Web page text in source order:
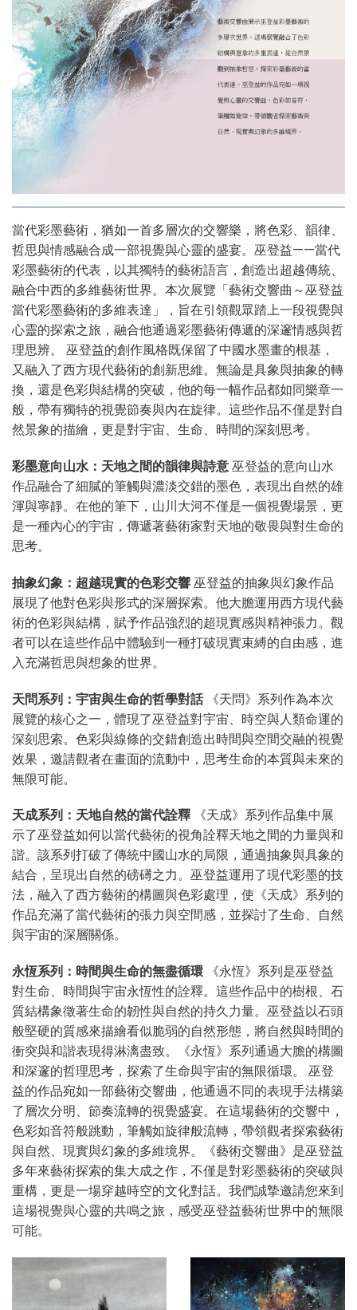
當代彩墨藝術，猶如一首多層次的交響樂，將色彩、韻律、
哲思與情感融合成一部視覺與心靈的盛宴。巫登益——當代
彩墨藝術的代表，以其獨特的藝術語言，創造出超越傳統、
融合中西的多維藝術世界。本次展覽「藝術交響曲～巫登益
當代彩墨藝術的多維表達」，旨在引領觀眾踏上一段視覺與
心靈的探索之旅，融合他通過彩墨藝術傳遞的深邃情感與哲
理思辨。 巫登益的創作風格既保留了中國水墨畫的根基，
又融入了西方現代藝術的創新思維。無論是具象與抽象的轉
換，還是色彩與結構的突破，他的每一幅作品都如同樂章一
般，帶有獨特的視覺節奏與內在旋律。這些作品不僅是對自
然景象的描繪，更是對宇宙、生命、時間的深刻思考。
彩墨意向山水：天地之間的韻律與詩意巫登益的意向山水
作品融合了細膩的筆觸與濃淡交錯的墨色，表現出自然的雄
渾與寧靜。在他的筆下，山川大河不僅是一個視覺場景，更
是一種內心的宇宙，傳遞著藝術家對天地的敬畏與對生命的
思考。
抽象幻象：超越現實的色彩交響巫登益的抽象與幻象作品
展現了他對色彩與形式的深層探索。他大膽運用西方現代藝
術的色彩與結構，賦予作品強烈的超現實感與精神張力。觀
者可以在這些作品中體驗到一種打破現實束縛的自由感，進
入充滿哲思與想象的世界。
天問系列：宇宙與生命的哲學對話《天問》系列作為本次
展覽的核心之一，體現了巫登益對宇宙、時空與人類命運的
深刻思索。色彩與線條的交錯創造出時間與空間交融的視覺
效果，邀請觀者在畫面的流動中，思考生命的本質與未來的
無限可能。
天成系列：天地自然的當代詮釋 《天成》系列作品集中展
示了巫登益如何以當代藝術的視角詮釋天地之間的力量與和
諧。該系列打破了傳統中國山水的局限，通過抽象與具象的
結合，呈現出自然的磅礡之力。巫登益運用了現代彩墨的技
法，融入了西方藝術的構圖與色彩處理，使《天成》系列的
作品充滿了當代藝術的張力與空間感，並探討了生命、自然
與宇宙的深層關係。
永恆系列：時間與生命的無盡循環《永恆》系列是巫登益
對生命、時間與宇宙永恆性的詮釋。這些作品中的樹根、石
質結構象徵著生命的韌性與自然的持久力量。巫登益以石頭
般堅硬的質感來描繪看似脆弱的自然形態，將自然與時間的
衝突與和諧表現得淋漓盡致。《永恆》系列通過大膽的構圖
和深邃的哲理思考，探索了生命與宇宙的無限循環。 巫登
益的作品宛如一部藝術交響曲，他通過不同的表現手法構築
了層次分明、節奏流轉的視覺盛宴。在這場藝術的交響中，
色彩如音符般跳動，筆觸如旋律般流轉，帶領觀者探索藝術
與自然、現實與幻象的多維境界。《藝術交響曲》是巫登益
多年來藝術探索的集大成之作，不僅是對彩墨藝術的突破與
重構，更是一場穿越時空的文化對話。我們誠摯邀請您來到
這場視覺與心靈的共鳴之旅，感受巫登益藝術世界中的無限
可能。